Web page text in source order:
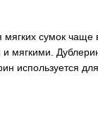
сумок чаще
мягкими.
используется